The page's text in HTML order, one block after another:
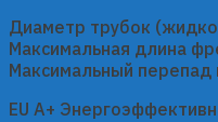
Диаметр трубок
Максимальная длина
Максимальный перепад
EU A+